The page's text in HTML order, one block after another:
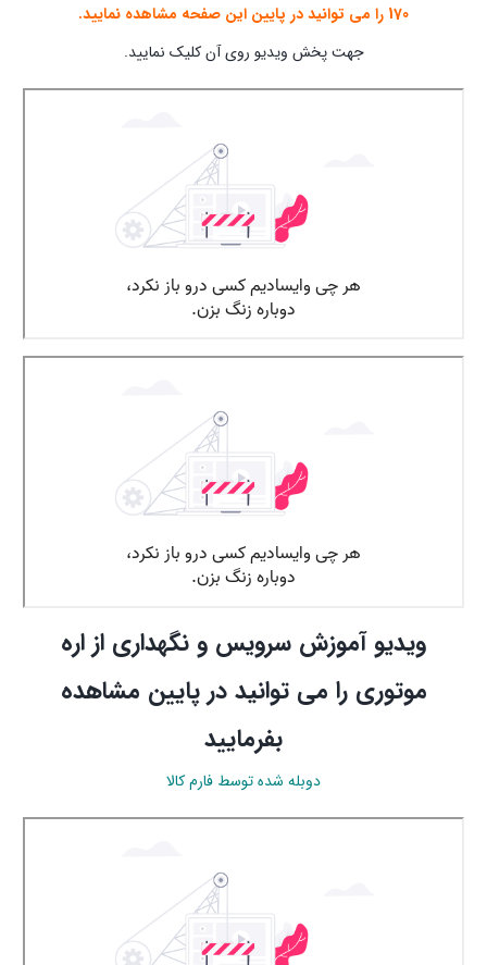
170 را می توانید در پایین این صفحه مشاهده نمایید.
جهت پخش ویدیو روی آن کلیک نمایید.
ویدیو آموزش سرویس و نگهداری از اره
موتوری را می توانید در پایین مشاهده
بفرمایید
دوبله شده توسط فارم کالا